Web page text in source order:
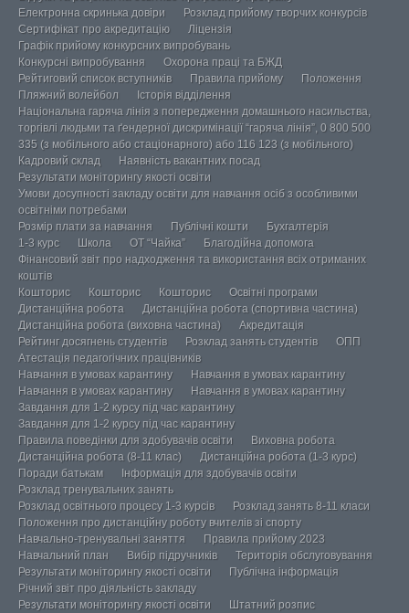
Електронна скринька довіри
Розклад прийому творчих конкурсів
Сертифікат про акредитацію
Ліцензія
Графік прийому конкурсних випробувань
Конкурсні випробування
Охорона праці та БЖД
Рейтиговий список вступників
Правила прийому
Положення
Пляжний волейбол
Історія відділення
Національна гаряча лінія з попередження домашнього насильства,
торгівлі людьми та ґендерної дискримінації “гаряча лінія”, 0 800 500
335 (з мобільного або стаціонарного) або 116 123 (з мобільного)
Кадровий склад
Наявність вакантних посад
Результати моніторингу якості освіти
Умови досупності закладу освіти для навчання осіб з особливими
освітніми потребами
Розмір плати за навчання
Публічні кошти
Бухгалтерія
1-3 курс
Школа ОТ “Чайка”
Благодійна допомога
Фінансовий звіт про надходження та використання всіх отриманих
коштів
Кошторис
Кошторис Кошторис
Освітні програми
Дистанційна робота
Дистанційна робота (спортивна частина)
Дистанційна робота (виховна частина)
Акредитація
Рейтинг досягнень студентів
Розклад занять студентів
ОПП
Атестація педагогічних працівників
Навчання в умовах карантину
Навчання в умовах карантину
Навчання в умовах карантину
Навчання в умовах карантину
Завдання для 1-2 курсу під час карантину
Завдання для 1-2 курсу під час карантину
Правила поведінки для здобувачів освіти
Виховна робота
Дистанційна робота (8-11 клас)
Дистанційна робота (1-3 курс)
Поради батькам
Інформація для здобувачів освіти
Розклад тренувальних занять
Розклад освітнього процесу 1-3 курсів
Розклад занять 8-11 класи
Положення про дистанційну роботу вчителів зі спорту
Навчально-тренувальні заняття
Правила прийому 2023
Навчальний план
Вибір підручників
Територія обслуговування
Результати моніторингу якості освіти
Публічна інформація
Річний звіт про діяльність закладу
Результати моніторингу якості освіти
Штатний розпис